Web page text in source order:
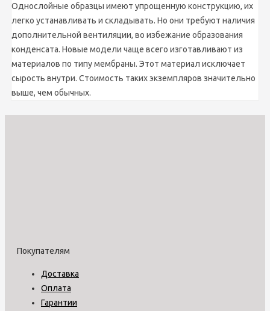
Однослойные образцы имеют упрощенную конструкцию, их
легко устанавливать и складывать. Но они требуют наличия
дополнительной вентиляции, во избежание образования
конденсата. Новые модели чаще всего изготавливают из
материалов по типу мембраны. Этот материал исключает
сырость внутри. Стоимость таких экземпляров значительно
выше, чем обычных.
Покупателям
Доставка
Оплата
Гарантии